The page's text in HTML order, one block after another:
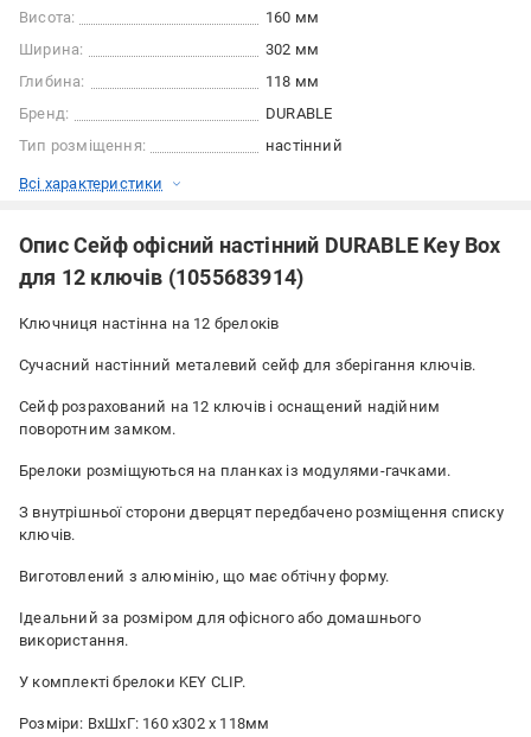
Висота:
160 мм
Ширина:
302 мм
Глибина:
118 мм
Бренд:
DURABLE
Тип розміщення:
настінний
Всі характеристики
Опис Сейф офісний настінний DURABLE Key Box
для 12 ключів (1055683914)
Ключниця настінна на 12 брелоків
Сучасний настінний металевий сейф для зберігання ключів.
Сейф розрахований на 12 ключів і оснащений надійним
поворотним замком.
Брелоки розміщуються на планках із модулями-гачками.
З внутрішньої сторони дверцят передбачено розміщення списку
ключів.
Виготовлений з алюмінію, що має обтічну форму.
Ідеальний за розміром для офісного або домашнього
використання.
У комплекті брелоки KEY CLIP.
Розміри: ВxШxГ: 160 x302 x 118мм